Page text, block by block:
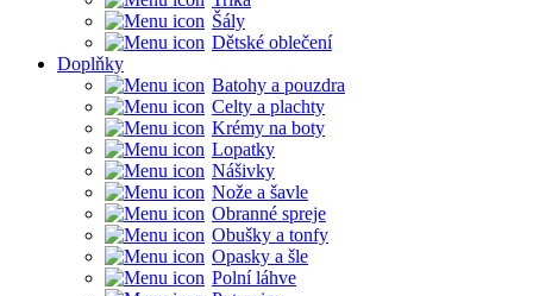
Šály
Dětské oblečení
Doplňky
Batohy a pouzdra
Celty a plachty
Krémy na boty
Lopatky
Nášivky
Nože a šavle
Obranné spreje
Obušky a tonfy
Opasky a šle
Polní láhve